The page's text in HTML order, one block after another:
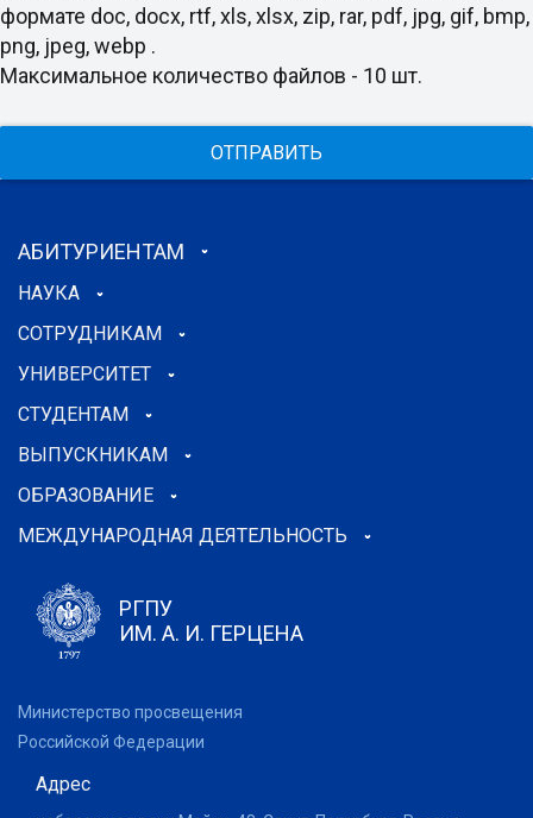
формате doc, docx, rtf, xls, xlsx, zip, rar, pdf, jpg, gif, bmp,
png, jpeg, webp .
Максимальное количество файлов - 10 шт.
ОТПРАВИТЬ
АБИТУРИЕНТАМ
НАУКА
СОТРУДНИКАМ
УНИВЕРСИТЕТ
СТУДЕНТАМ
ВЫПУСКНИКАМ
ОБРАЗОВАНИЕ
МЕЖДУНАРОДНАЯ ДЕЯТЕЛЬНОСТЬ
РГПУ
ИМ. А. И. ГЕРЦЕНА
Министерство просвещения
Российской Федерации
Адрес